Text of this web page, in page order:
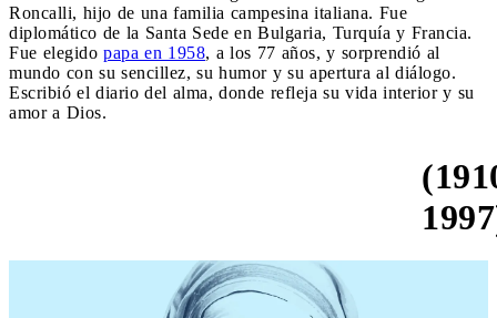
Roncalli, hijo de una familia campesina italiana. Fue
diplomático de la Santa Sede en Bulgaria, Turquía y Francia.
Fue elegido papa en 1958, a los 77 años, y sorprendió al
mundo con su sencillez, su humor y su apertura al diálogo.
Escribió el diario del alma, donde refleja su vida interior y su
amor a Dios.